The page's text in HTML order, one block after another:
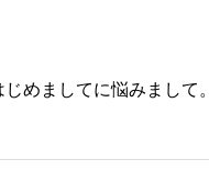
じめましてに悩みまして。